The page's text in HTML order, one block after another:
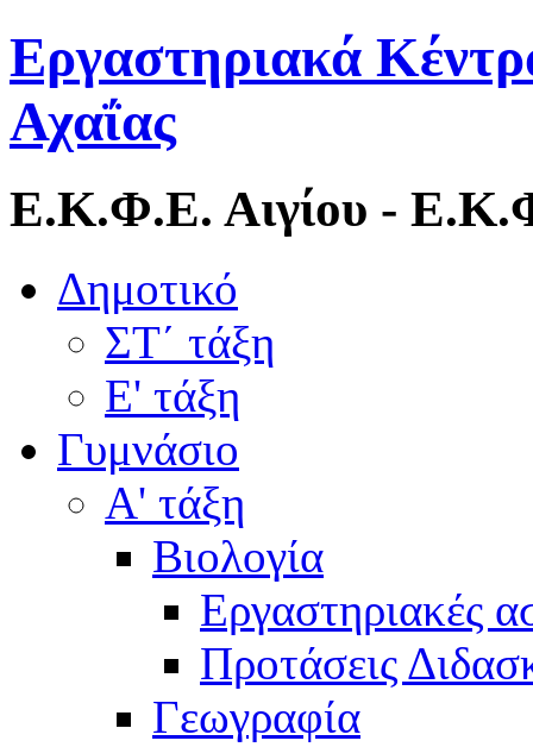
Εργαστηριακά
Αχαΐας
Ε.Κ.Φ.Ε. Αιγίου -
Δημοτικό
ΣΤ΄ τάξη
Ε' τάξη
Γυμνάσιο
Α' τάξη
Βιολογία
Εργαστηριακές
Προτάσεις
Γεωγραφία